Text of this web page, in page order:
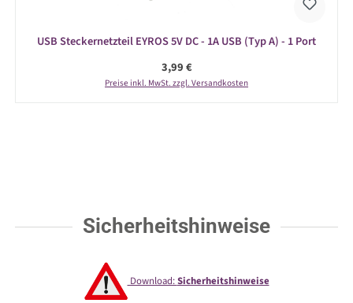
USB Steckernetzteil EYROS 5V DC - 1A USB (Typ A) - 1 Port
Regulärer Preis:
3,99 €
Preise inkl. MwSt. zzgl. Versandkosten
Sicherheitshinweise
Download:Sicherheitshinweise